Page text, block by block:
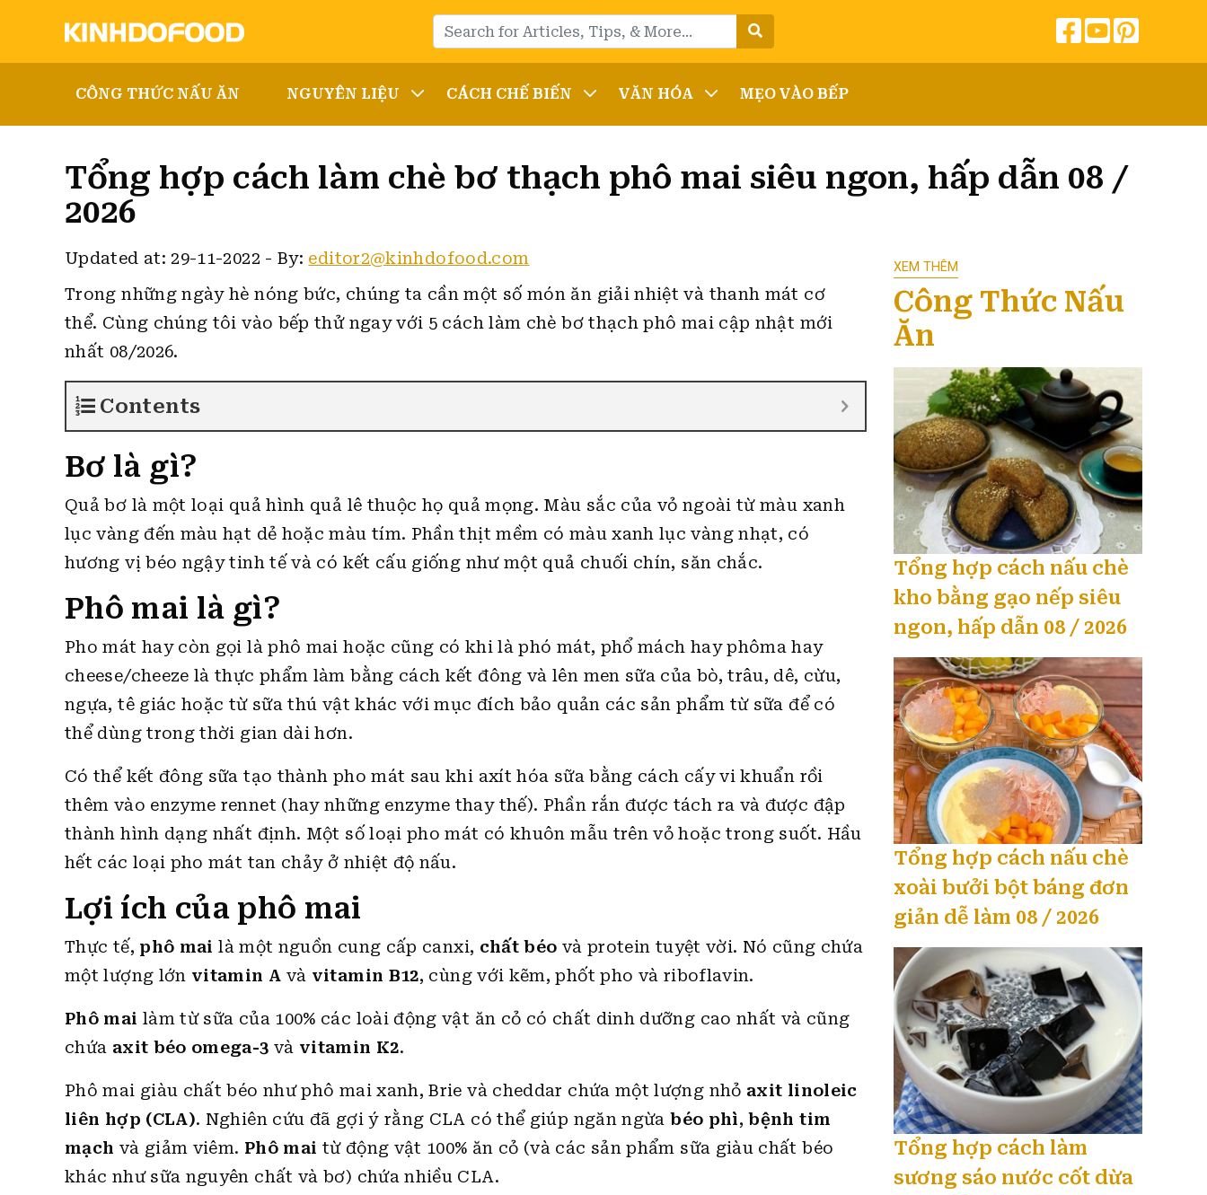
CÔNG THỨC NẤU ĂN NGUYÊN LIỆU CÁCH CHẾ BIẾN VĂN HÓA MẸO VÀO BẾP
Tổng hợp cách làm chè bơ thạch phô mai siêu ngon, hấp dẫn 08 /
2026
Updated at: 29-11-2022 -By: editor2@kinhdofood.com
Trong những ngày hè nóng bức, chúng ta cần một số món ăn giải nhiệt và thanh mát cơ
thể. Cùng chúng tôi vào bếp thử ngay với 5 cách làm chè bơ thạch phô mai cập nhật mới
nhất 08/2026.
Contents
Bơ là gì?
Quả bơ là một loại quả hình quả lê thuộc họ quả mọng. Màu sắc của vỏ ngoài từ màu xanh
lục vàng đến màu hạt dẻ hoặc màu tím. Phần thịt mềm có màu xanh lục vàng nhạt, có
hương vị béo ngậy tinh tế và có kết cấu giống như một quả chuối chín, săn chắc.
Phô mai là gì?
Pho mát hay còn gọi là phô mai hoặc cũng có khi là phó mát, phổ mách hay phôma hay
cheese/cheeze là thực phẩm làm bằng cách kết đông và lên men sữa của bò, trâu, dê, cừu,
ngựa, tê giác hoặc từ sữa thú vật khác với mục đích bảo quản các sản phẩm từ sữa để có
thể dùng trong thời gian dài hơn.
Có thể kết đông sữa tạo thành pho mát sau khi axít hóa sữa bằng cách cấy vi khuẩn rồi
thêm vào enzyme rennet (hay những enzyme thay thế). Phần rắn được tách ra và được đập
thành hình dạng nhất định. Một số loại pho mát có khuôn mẫu trên vỏ hoặc trong suốt. Hầu
hết các loại pho mát tan chảy ở nhiệt độ nấu.
Lợi ích của phô mai
Thực tế, phô mai là một nguồn cung cấp canxi, chất béo và protein tuyệt vời. Nó cũng chứa
một lượng lớn vitamin A và vitamin B12, cùng với kẽm, phốt pho và riboflavin.
Phô mai làm từ sữa của 100% các loài động vật ăn cỏ có chất dinh dưỡng cao nhất và cũng
chứa axit béo omega-3 và vitamin K2.
Phô mai giàu chất béo như phô mai xanh, Brie và cheddar chứa một lượng nhỏ axit linoleic
liên hợp (CLA). Nghiên cứu đã gợi ý rằng CLA có thể giúp ngăn ngừabéo phì,bệnh tim
mạch và giảm viêm. Phô mai từ động vật 100% ăn cỏ (và các sản phẩm sữa giàu chất béo
khác như sữa nguyên chất và bơ) chứa nhiều CLA.
XEM THÊM
Công Thức Nấu
Ăn
Tổng hợp cách nấu chè
kho bằng gạo nếp siêu
ngon, hấp dẫn 08 / 2026
Tổng hợp cách nấu chè
xoài bưởi bột báng đơn
giản dễ làm 08 / 2026
Tổng hợp cách làm
sương sáo nước cốt dừa